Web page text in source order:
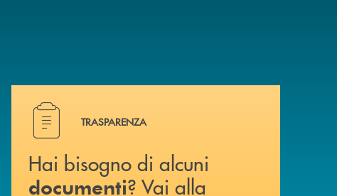
Hai bisogno di alcuni documenti ? Vai alla pagina
TRASPARENZA
Hai bisogno di alcuni
documenti? Vai alla